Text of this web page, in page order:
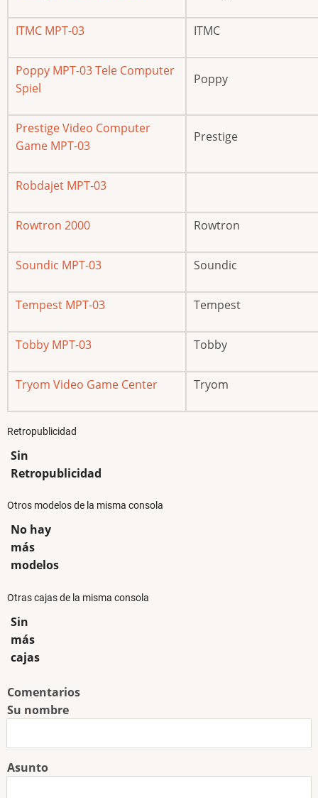
ITMC MPT-03 ITMC
Poppy MPT-03 Tele Computer
Spiel
Poppy
Prestige Video Computer
Game MPT-03
Prestige
Robdajet MPT-03
Rowtron 2000 Rowtron
Soundic MPT-03 Soundic
Tempest MPT-03 Tempest
Tobby MPT-03 Tobby
Tryom Video Game Center Tryom
Retropublicidad
Sin
Retropublicidad
Otros modelos de la misma consola
No hay
más
modelos
Otras cajas de la misma consola
Sin
más
cajas
Comentarios
Su nombre
Asunto